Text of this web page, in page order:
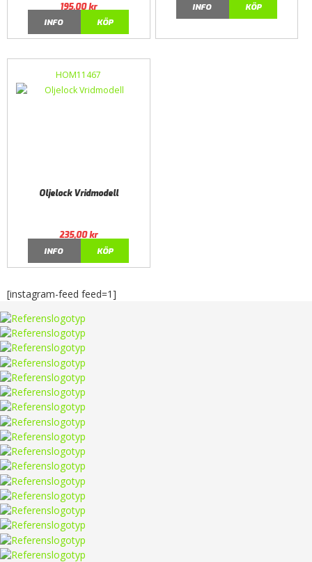
195,00kr
INFO
KÖP
INFO
KÖP
HOM11467
Oljelock Vridmodell
235,00kr
INFO
KÖP
[instagram-feed feed=1]